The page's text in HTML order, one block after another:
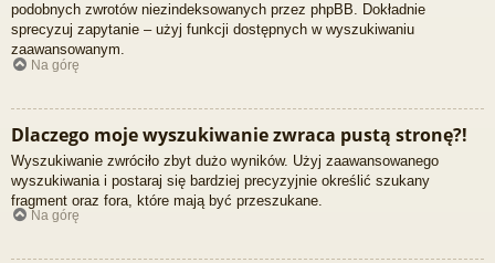
podobnych zwrotów niezindeksowanych przez phpBB. Dokładnie
sprecyzuj zapytanie – użyj funkcji dostępnych w wyszukiwaniu
zaawansowanym.
Na górę
Dlaczego moje wyszukiwanie zwraca pustą stronę?!
Wyszukiwanie zwróciło zbyt dużo wyników. Użyj zaawansowanego
wyszukiwania i postaraj się bardziej precyzyjnie określić szukany
fragment oraz fora, które mają być przeszukane.
Na górę